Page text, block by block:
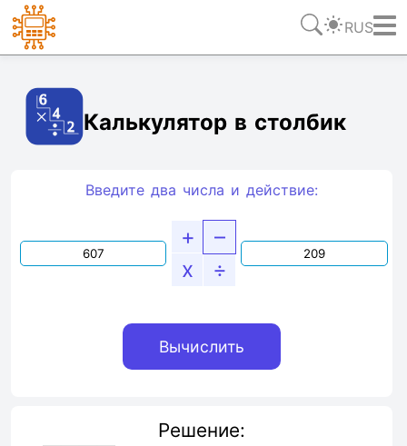
RUS
Калькулятор в столбик
Введите два числа и действие:
+
–
x
÷
Решение: